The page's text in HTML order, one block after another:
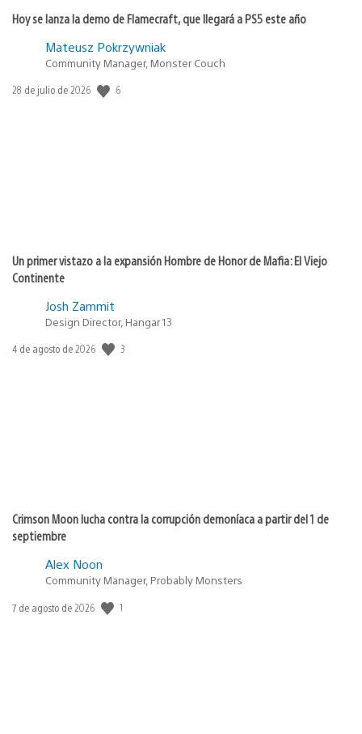
Hoy se lanza la demo de Flamecraft, que llegará a PS5 este año
Mateusz Pokrzywniak
Community Manager, Monster Couch
Fecha
28 de julio de 2026 6
Un primer vistazo a la expansión Hombre de Honor de Mafia: El Viejo
Continente
Josh Zammit
Design Director, Hangar 13
Fecha
4 de agosto de 2026 3
Crimson Moon lucha contra la corrupción demoníaca a partir del 1 de
septiembre
Alex Noon
Community Manager, Probably Monsters
Fecha
7 de agosto de 2026 1